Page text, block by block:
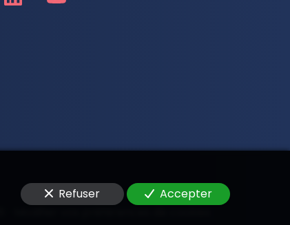
Refuser Accepter